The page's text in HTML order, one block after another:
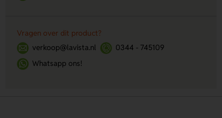
Vragen over dit product?
verkoop@lavista.nl
0344 - 745109
Whatsapp ons!